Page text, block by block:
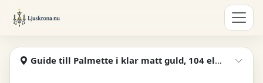
Hoppa till huvudinnehåll
Ljuskrona
Guide till Palmette i klar matt guld, 104 eller 140 glas